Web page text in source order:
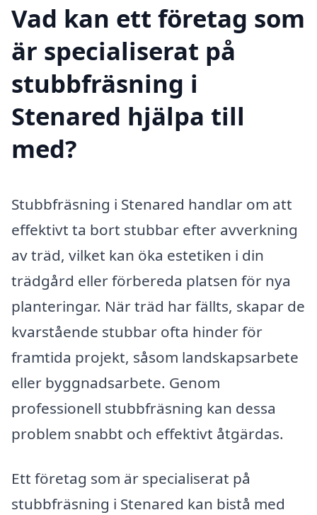
Vad kan ett företag som
är specialiserat på
stubbfräsning i
Stenared hjälpa till
med?
Stubbfräsning i Stenared handlar om att
effektivt ta bort stubbar efter avverkning
av träd, vilket kan öka estetiken i din
trädgård eller förbereda platsen för nya
planteringar. När träd har fällts, skapar de
kvarstående stubbar ofta hinder för
framtida projekt, såsom landskapsarbete
eller byggnadsarbete. Genom
professionell stubbfräsning kan dessa
problem snabbt och effektivt åtgärdas.
Ett företag som är specialiserat på
stubbfräsning i Stenared kan bistå med